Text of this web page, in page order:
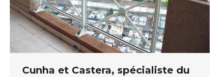
Cunha et Castera, spécialiste du